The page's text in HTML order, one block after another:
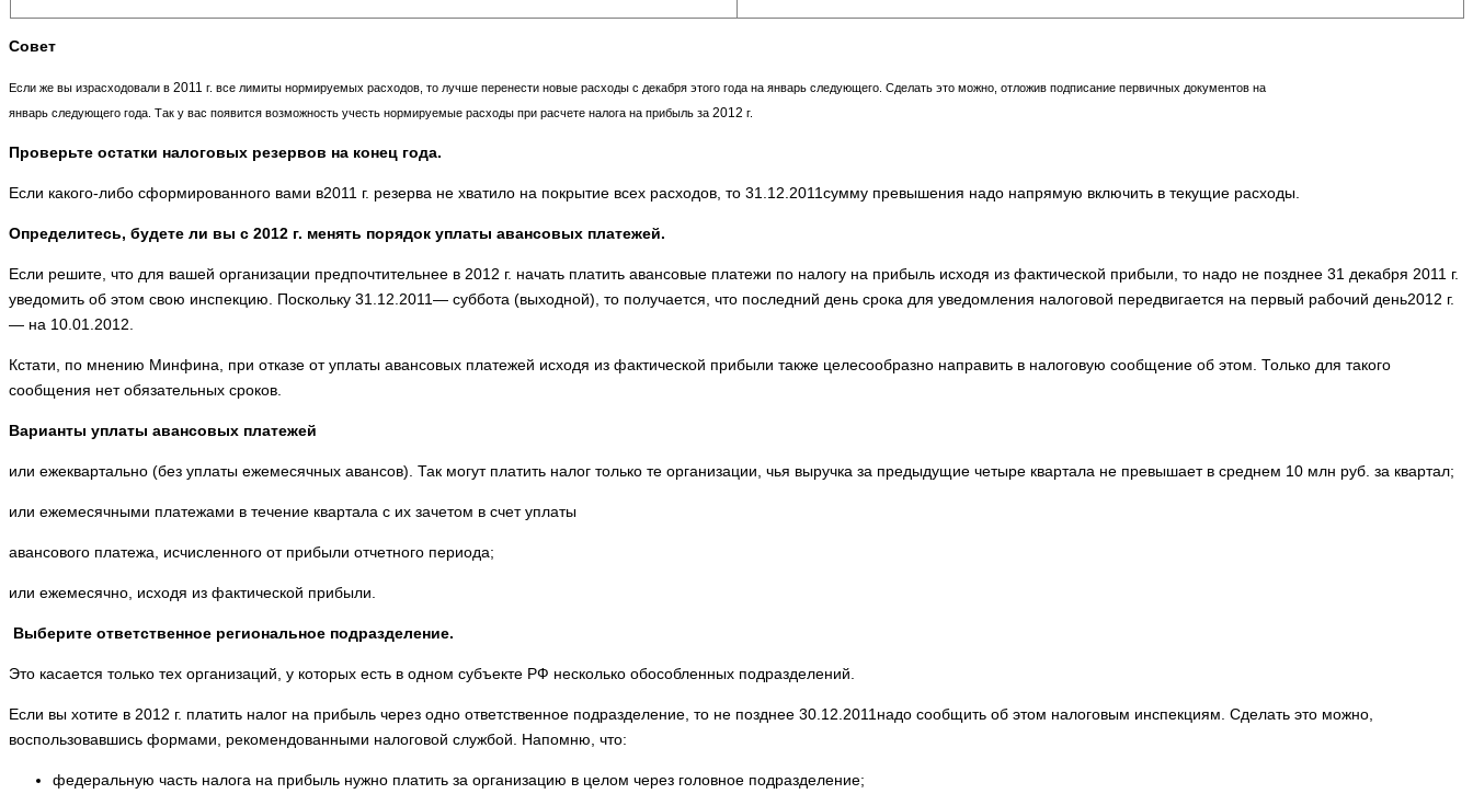
Совет
Если же вы израсходовали в 2011 г. все лимиты нормируемых расходов, то лучше пере­нести новые расходы с декабря этого года на январь следующего. Сделать это можно, от­ложив подписание первичных документов на
январь следующего года. Так у вас появит­ся возможность учесть нормируемые расходы при расчете налога на прибыль за 2012 г.
Проверьте остатки налоговых резервов на конец года.
Если какого-либо сформированного вами в2011 г. резерва не хватило на покрытие всех расходов, то 31.12.2011сумму превышения надо напрямую включить в текущие расходы.
Определитесь, будете ли вы с 2012 г. ме­нять порядок уплаты авансовых платежей.
Если решите, что для вашей организации предпочтительнее в 2012 г. начать платить аван­совые платежи по налогу на прибыль исходя из фактической прибыли, то надо не позднее 31 де­кабря 2011 г.
уведомить об этом свою инспекцию. Поскольку 31.12.2011— суббота (выходной), то получается, что последний день срока для уве­домления налоговой передвигается на первый ра­бочий день2012 г.
— на 10.01.2012.
Кстати, по мнению Минфина, при отказе от уплаты авансовых платежей исходя из фактичес­кой прибыли также целесообразно направить в налоговую сообщение об этом. Только для такого
сообщения нет обязательных сроков.
Варианты уплаты авансовых платежей
или ежеквартально (без уплаты ежемесячных авансов). Так могут платить налог только те организации, чья выручка за предыдущие четыре квартала не превыша­ет в среднем 10 млн руб. за квартал;
или ежемесячными платежами в течение квартала с их зачетом в счет уплаты
авансового платежа, исчисленного от прибыли отчетного периода;
или ежемесячно, исходя из фактической прибыли.
Выберите ответственное региональное подразделение.
Это касается только тех организаций, у которых есть в одном субъекте РФ несколько обособленных подразделений.
Если вы хотите в 2012 г. платить налог на прибыль через одно ответственное подразделение, то не позднее 30.12.2011надо сообщить об этом налоговым ин­спекциям. Сделать это можно,
воспользовавшись формами, рекомендованными налоговой службой. Напомню, что:
федеральную часть налога на прибыль нужно платить за организацию в целом через головное подразделение;